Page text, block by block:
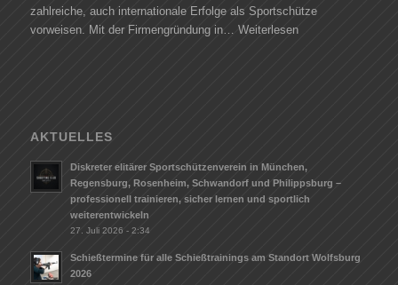
zahlreiche, auch internationale Erfolge als Sportschütze
vorweisen. Mit der Firmengründung in… Weiterlesen
AKTUELLES
Diskreter elitärer Sportschützenverein in München,
Regensburg, Rosenheim, Schwandorf und Philippsburg –
professionell trainieren, sicher lernen und sportlich
weiterentwickeln
27. Juli 2026 - 2:34
Schießtermine für alle Schießtrainings am Standort Wolfsburg
2026